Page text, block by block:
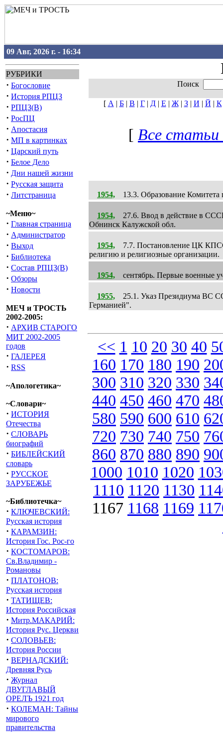
09 Авг, 2026 г. - 16:34
РУБРИКИ
· Богословие
· История РПЦЗ
· РПЦЗ(В)
· РосПЦ
· Апостасия
· МП в картинках
· Царский путь
· Белое Дело
· Дни нашей жизни
· Русская защита
· Литстраница
~Меню~
· Главная страница
· Администратор
· Выход
· Библиотека
· Состав РПЦЗ(В)
· Обзоры
· Новости
МЕЧ и ТРОСТЬ
2002-2005:
· АРХИВ СТАРОГО
МИТ 2002-2005
годов
· ГАЛЕРЕЯ
· RSS
~Апологетика~
~Словари~
· ИСТОРИЯ
Отечества
· СЛОВАРЬ
биографий
· БИБЛЕЙСКИЙ
словарь
· РУССКОЕ
ЗАРУБЕЖЬЕ
~Библиотечка~
· КЛЮЧЕВСКИЙ:
Русская история
· КАРАМЗИН:
История Гос. Рос-го
· КОСТОМАРОВ:
Св.Владимир -
Романовы
· ПЛАТОНОВ:
Русская история
· ТАТИЩЕВ:
История Российская
· Митр.МАКАРИЙ:
История Рус. Церкви
· СОЛОВЬЕВ:
История России
· ВЕРНАДСКИЙ:
Древняя Русь
· Журнал
ДВУГЛАВЫЙ
ОРЕЛЪ 1921 год
· КОЛЕМАН: Тайны
мирового
правительства
Поиск
[ А | Б| В | Г| Д| Е | Ж| З| И | Й | К
[ Все статьи
1954, 13.3. Образование Комитета
1954, 27.6. Ввод в действие в
Обнинск Калужской обл.
1954, 7.7. Постановление ЦК КПСС
религию и религиозные организации.
1954, сентябрь. Первые военные
1955, 25.1. Указ Президиума ВС
Германией".
<< 1 10 20 30 40
160 170 180 190
300 310 320 330
440 450 460 470
580 590 600 610
720 730 740 750
860 870 880 890
1000 1010 1020
1110 1120 1130
1167 1168 1169